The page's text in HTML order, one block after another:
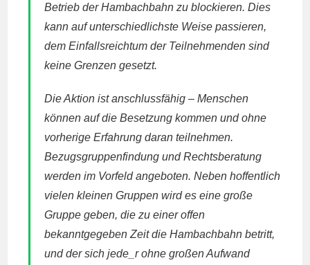
Betrieb der Hambachbahn zu blockieren. Dies
kann auf unterschiedlichste Weise passieren,
dem Einfallsreichtum der Teilnehmenden sind
keine Grenzen gesetzt.
Die Aktion ist anschlussfähig – Menschen
können auf die Besetzung kommen und ohne
vorherige Erfahrung daran teilnehmen.
Bezugsgruppenfindung und Rechtsberatung
werden im Vorfeld angeboten. Neben hoffentlich
vielen kleinen Gruppen wird es eine große
Gruppe geben, die zu einer offen
bekanntgegeben Zeit die Hambachbahn betritt,
und der sich jede_r ohne großen Aufwand